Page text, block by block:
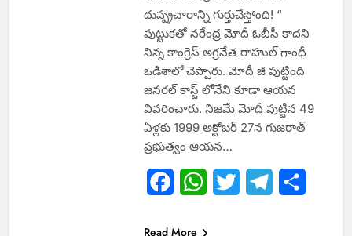
దుష్ప్రచారాన్ని గుర్తుచేస్తోంది! “
పుట్టుకతో నరేంద్ర మోదీ ఓబీసీ కాదని
నిన్న కాంగ్రెస్‌ అగ్రనేత రాహుల్‌ గాంధీ
ఒడిశాలో చెప్పారు. మోదీ జీ పుట్టింది
జనరల్‌ కాస్ట్‌ లోనేని కూడా ఆయన
వివరించారు. నిజమే మోదీ పుట్టిన 49
ఏళ్లకు 1999 అక్టోబర్‌ 27న గుజరాత్‌
ప్రభుత్వం ఆయన…
FacebookWhatsApp
Twitter Telegram
Read More